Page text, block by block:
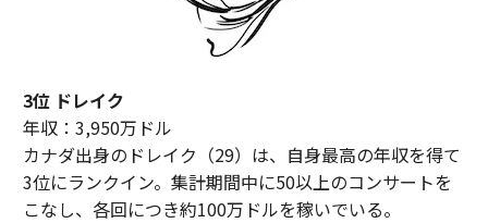
3位 ドレイク
年収：3,950万ドル
カナダ出身のドレイク（29）は、自身最高の年収を得て
3位にランクイン。集計期間中に50以上のコンサートを
こなし、各回につき約100万ドルを稼いでいる。